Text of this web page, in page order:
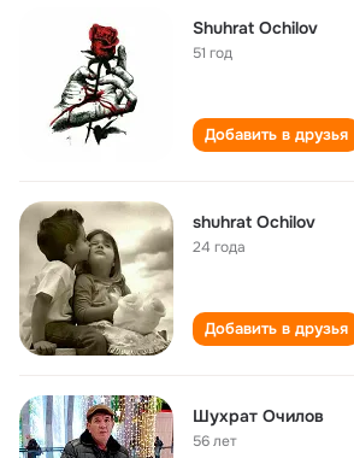
Shuhrat Ochilov
51 год
Добавить в друзья
shuhrat Ochilov
24 года
Добавить в друзья
Шухрат Очилов
56 лет